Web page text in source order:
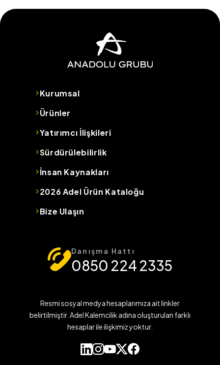
Kurumsal
Ürünler
Yatırımcı İlişkileri
Sürdürülebilirlik
İnsan Kaynakları
2026 Adel Ürün Kataloğu
Bize Ulaşın
Danışma Hattı
0850 224 2335
Resmi sosyal medya hesaplarımıza ait linkler
belirtilmiştir. Adel Kalemcilik adına oluşturulan farklı
hesaplar ile ilişkimiz yoktur.